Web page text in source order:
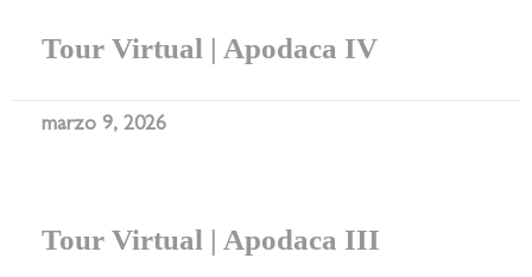
Tour Virtual | Apodaca IV
marzo 9, 2026
Tour Virtual | Apodaca III